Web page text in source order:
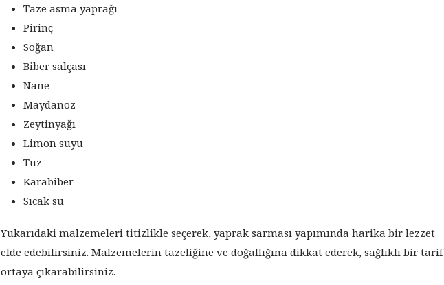
Taze asma yaprağı
Pirinç
Soğan
Biber salçası
Nane
Maydanoz
Zeytinyağı
Limon suyu
Tuz
Karabiber
Sıcak su
Yukarıdaki malzemeleri titizlikle seçerek, yaprak sarması yapımında harika bir lezzet
elde edebilirsiniz. Malzemelerin tazeliğine ve doğallığına dikkat ederek, sağlıklı bir tarif
ortaya çıkarabilirsiniz.